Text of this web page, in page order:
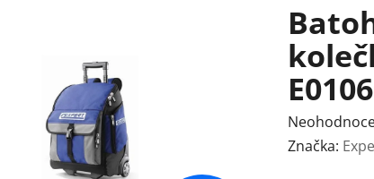
Průměrné
hodnocení
Značka: